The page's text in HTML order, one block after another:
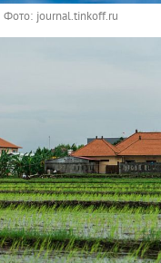
Фото: journal.tinkoff.ru